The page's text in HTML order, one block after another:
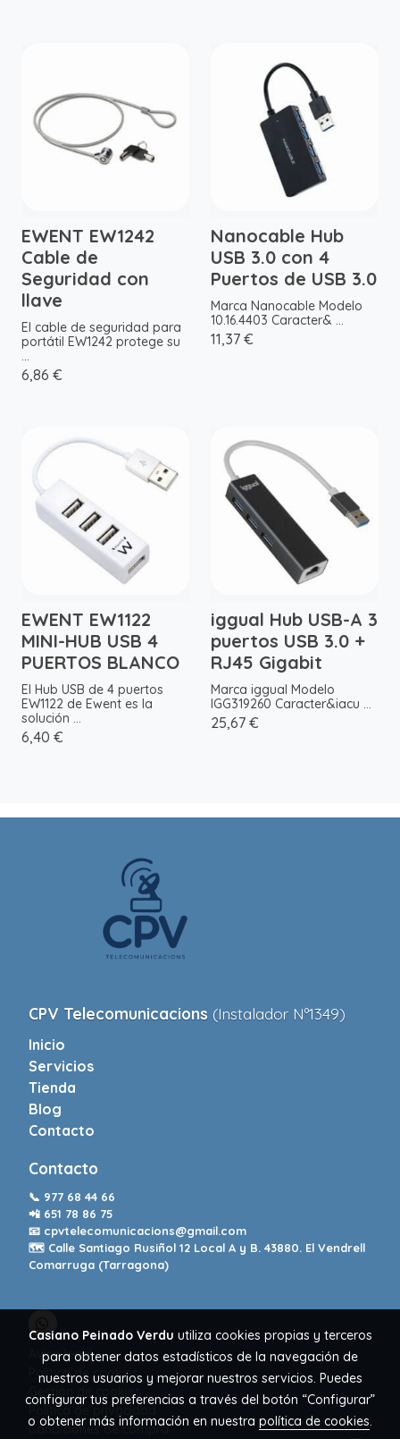
EWENT EW1242
Cable de
Seguridad con
llave
El cable de seguridad para
portátil EW1242 protege su
...
6,86 €
Nanocable Hub
USB 3.0 con 4
Puertos de USB 3.0
Marca Nanocable Modelo
10.16.4403 Caracter& ...
11,37 €
EWENT EW1122
MINI-HUB USB 4
PUERTOS BLANCO
El Hub USB de 4 puertos
EW1122 de Ewent es la
solución ...
6,40 €
iggual Hub USB-A 3
puertos USB 3.0 +
RJ45 Gigabit
Marca iggual Modelo
IGG319260 Caracter&iacu ...
25,67 €
CPV Telecomunicacions (Instalador Nº1349)
Inicio
Servicios
Tienda
Blog
Contacto
Contacto
📞 977 68 44 66
📲 651 78 86 75
📧 cpvtelecomunicacions@gmail.com
🗺️ Calle Santiago Rusiñol 12 Local A y B. 43880. El Vendrell
Comarruga (Tarragona)
Aviso legal
Política de cookies
Gestión de cookies
Política de privacidad
Condiciones de compra
Casiano Peinado Verdu utiliza cookies propias y terceros
para obtener datos estadísticos de la navegación de
nuestros usuarios y mejorar nuestros servicios. Puedes
configurar tus preferencias a través del botón “Configurar”
o obtener más información en nuestra política de cookies.